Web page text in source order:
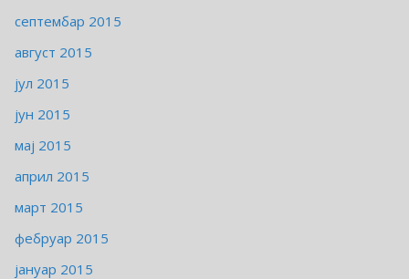
септембар 2015
август 2015
јул 2015
јун 2015
мај 2015
април 2015
март 2015
фебруар 2015
јануар 2015